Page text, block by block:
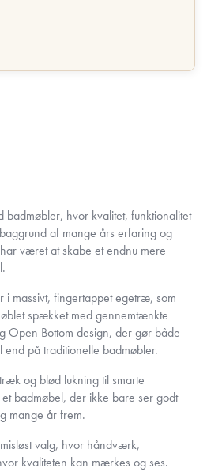
hvor kvalitet, funktionalitet
af mange års erfaring og
været at skabe et endnu mere
massivt, fingertappet egetræ, som
spækket med gennemtænkte
Open Bottom design, der gør både
end på traditionelle badmøbler.
og blød lukning til smarte
badmøbel, der ikke bare ser godt
mange år frem.
valg, hvor håndværk,
kvaliteten kan mærkes og ses.